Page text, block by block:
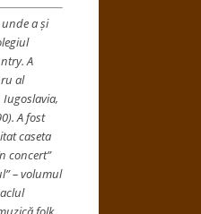
a și
A
al
Iugoslavia,
A fost
caseta
concert”
– volumul